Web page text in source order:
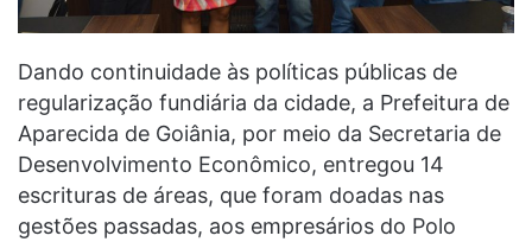
Dando continuidade às políticas públicas de
regularização fundiária da cidade, a Prefeitura de
Aparecida de Goiânia, por meio da Secretaria de
Desenvolvimento Econômico, entregou 14
escrituras de áreas, que foram doadas nas
gestões passadas, aos empresários do Polo